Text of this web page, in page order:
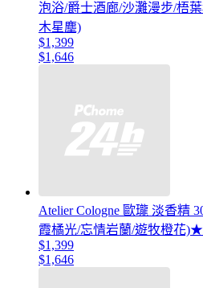
泡浴/爵士酒廊/沙灘漫步/梧
木星塵)
$1,399
$1,646
Atelier Cologne 歐瓏 淡香精
霞橘光/忘情岩蘭/遊牧橙花
$1,399
$1,646